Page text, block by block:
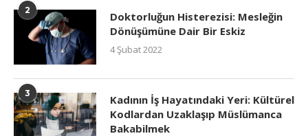
2
Doktorluğun Histerezisi: Mesleğin
Dönüşümüne Dair Bir Eskiz
4 Şubat 2022
3
Kadının İş Hayatındaki Yeri: Kültürel
Kodlardan Uzaklaşıp Müslümanca
Bakabilmek